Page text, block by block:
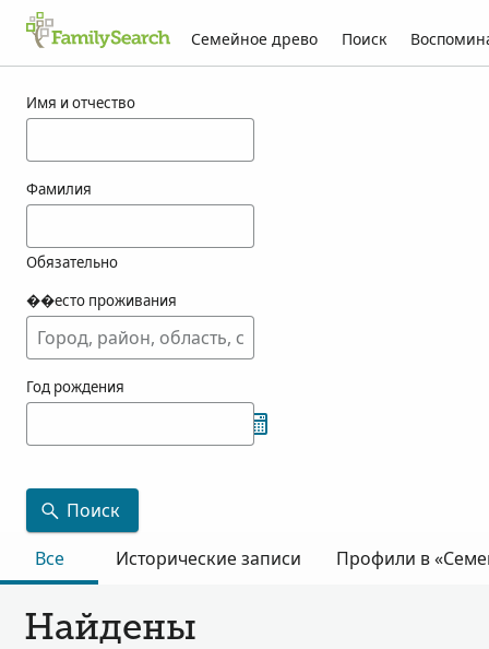
Семейное древо Поиск
Имя и отчество
Фамилия
Обязательно
��есто проживания
Год рождения
Поиск
Все
Исторические записи Профили в
Найдены